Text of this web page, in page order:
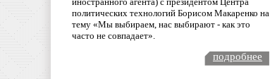
политических технологий Борисом Макаренко на
тему «Мы выбираем, нас выбирают - как это
часто не совпадает».
подробнее